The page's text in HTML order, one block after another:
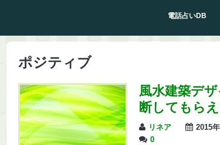
電話占いDB
ポジティブ
風水建築デ
断してもら
リネア 2015
0